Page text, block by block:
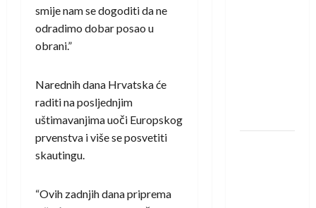
smije nam se dogoditi da ne
odradimo dobar posao u
obrani.”
Narednih dana Hrvatska će
raditi na posljednjim
uštimavanjima uoči Europskog
prvenstva i više se posvetiti
skautingu.
“Ovih zadnjih dana priprema